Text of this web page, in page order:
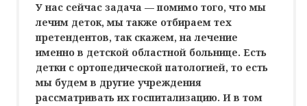
У нас сейчас задача — помимо того, что мы
лечим деток, мы также отбираем тех
претендентов, так скажем, на лечение
именно в детской областной больнице. Есть
детки с ортопедической патологией, то есть
мы будем в другие учреждения
рассматривать их госпитализацию. И в том